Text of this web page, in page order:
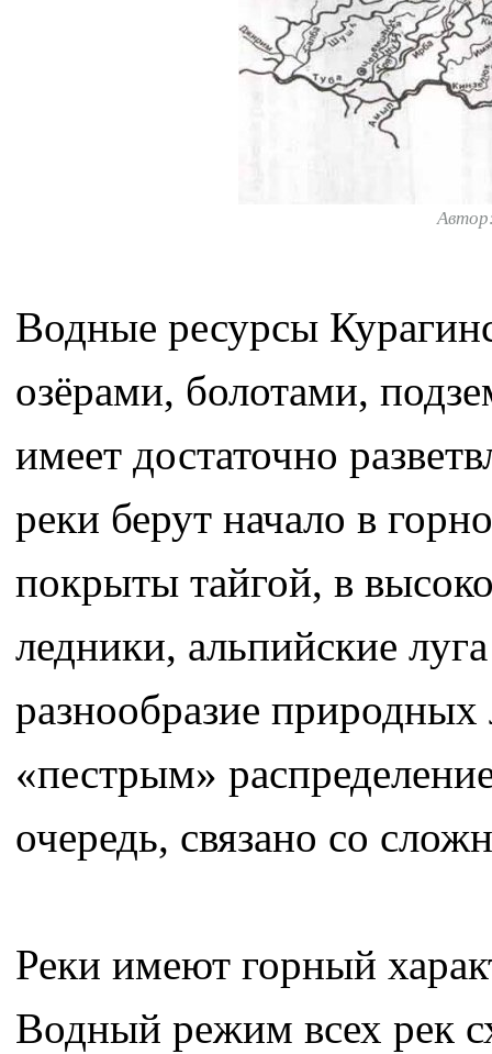
Водные ресурсы
озёрами, болотами,
имеет достаточно
реки берут начало в
покрыты тайгой, в
ледники, альпийские
разнообразие природных
«пестрым»
очередь, связано со
Реки имеют горный
Водный режим всех рек